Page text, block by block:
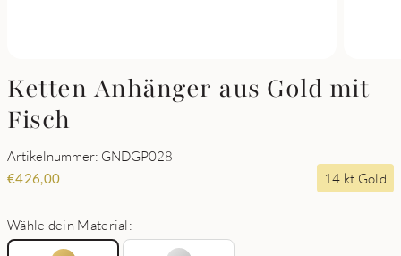
Ketten Anhänger aus Gold mit
Fisch
Artikelnummer: GNDGP028
€426,00 14 kt Gold
Wähle dein Material: